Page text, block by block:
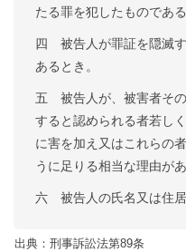
たる罪を犯したものである
四 被告人が罪証を隠滅
あるとき。
五 被告人が、被害者そ
すると認められる者若し
に害を加え又はこれらの
うに足りる相当な理由があ
六 被告人の氏名又は住居
出典：刑事訴訟法第89条